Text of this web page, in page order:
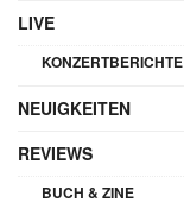
LIVE
KONZERTBERICHTE
NEUIGKEITEN
REVIEWS
BUCH & ZINE